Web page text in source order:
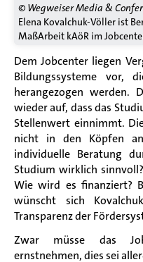
© Wegweiser Media &
Elena Kovalchuk-Völler ist
MaßArbeit kAöR im
Dem Jobcenter liegen
Bildungssysteme vor,
herangezogen werden.
wieder auf, dass das
Stellenwert einnimmt.
nicht in den Köpfen
individuelle Beratung
Studium wirklich
Wie wird es finanziert?
wünscht sich
Transparenz der
Zwar müsse das
ernstnehmen, dies sei